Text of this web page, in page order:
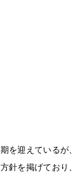
を迎えているが、
針を掲げており、